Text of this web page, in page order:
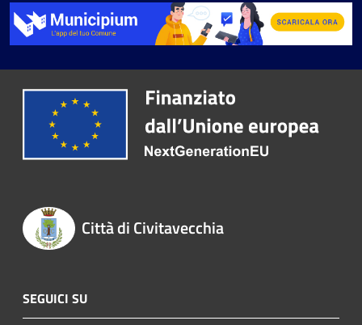
Città di Civitavecchia
SEGUICI SU